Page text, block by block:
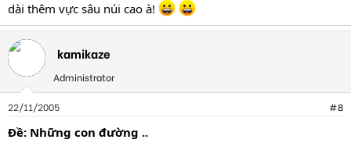
dài thêm vực sâu núi cao à!
kamikaze
Administrator
22/11/2005 #8
Ðề: Những con đường ..